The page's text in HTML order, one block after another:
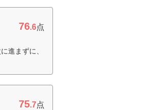
76.6点
進まずに、
75.7点